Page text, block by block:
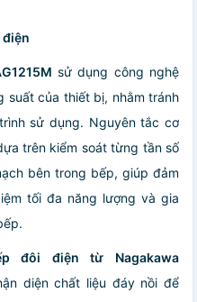
điện
sử dụng công nghệ
suất của thiết bị, nhằm tránh
sử dụng. Nguyên tắc cơ
trên kiểm soát từng tần số
bên trong bếp, giúp đảm
tối đa năng lượng và gia
đôi điện từ Nagakawa
diện chất liệu đáy nồi để